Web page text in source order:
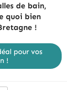
de bain,
quoi bien
!
pour vos
!